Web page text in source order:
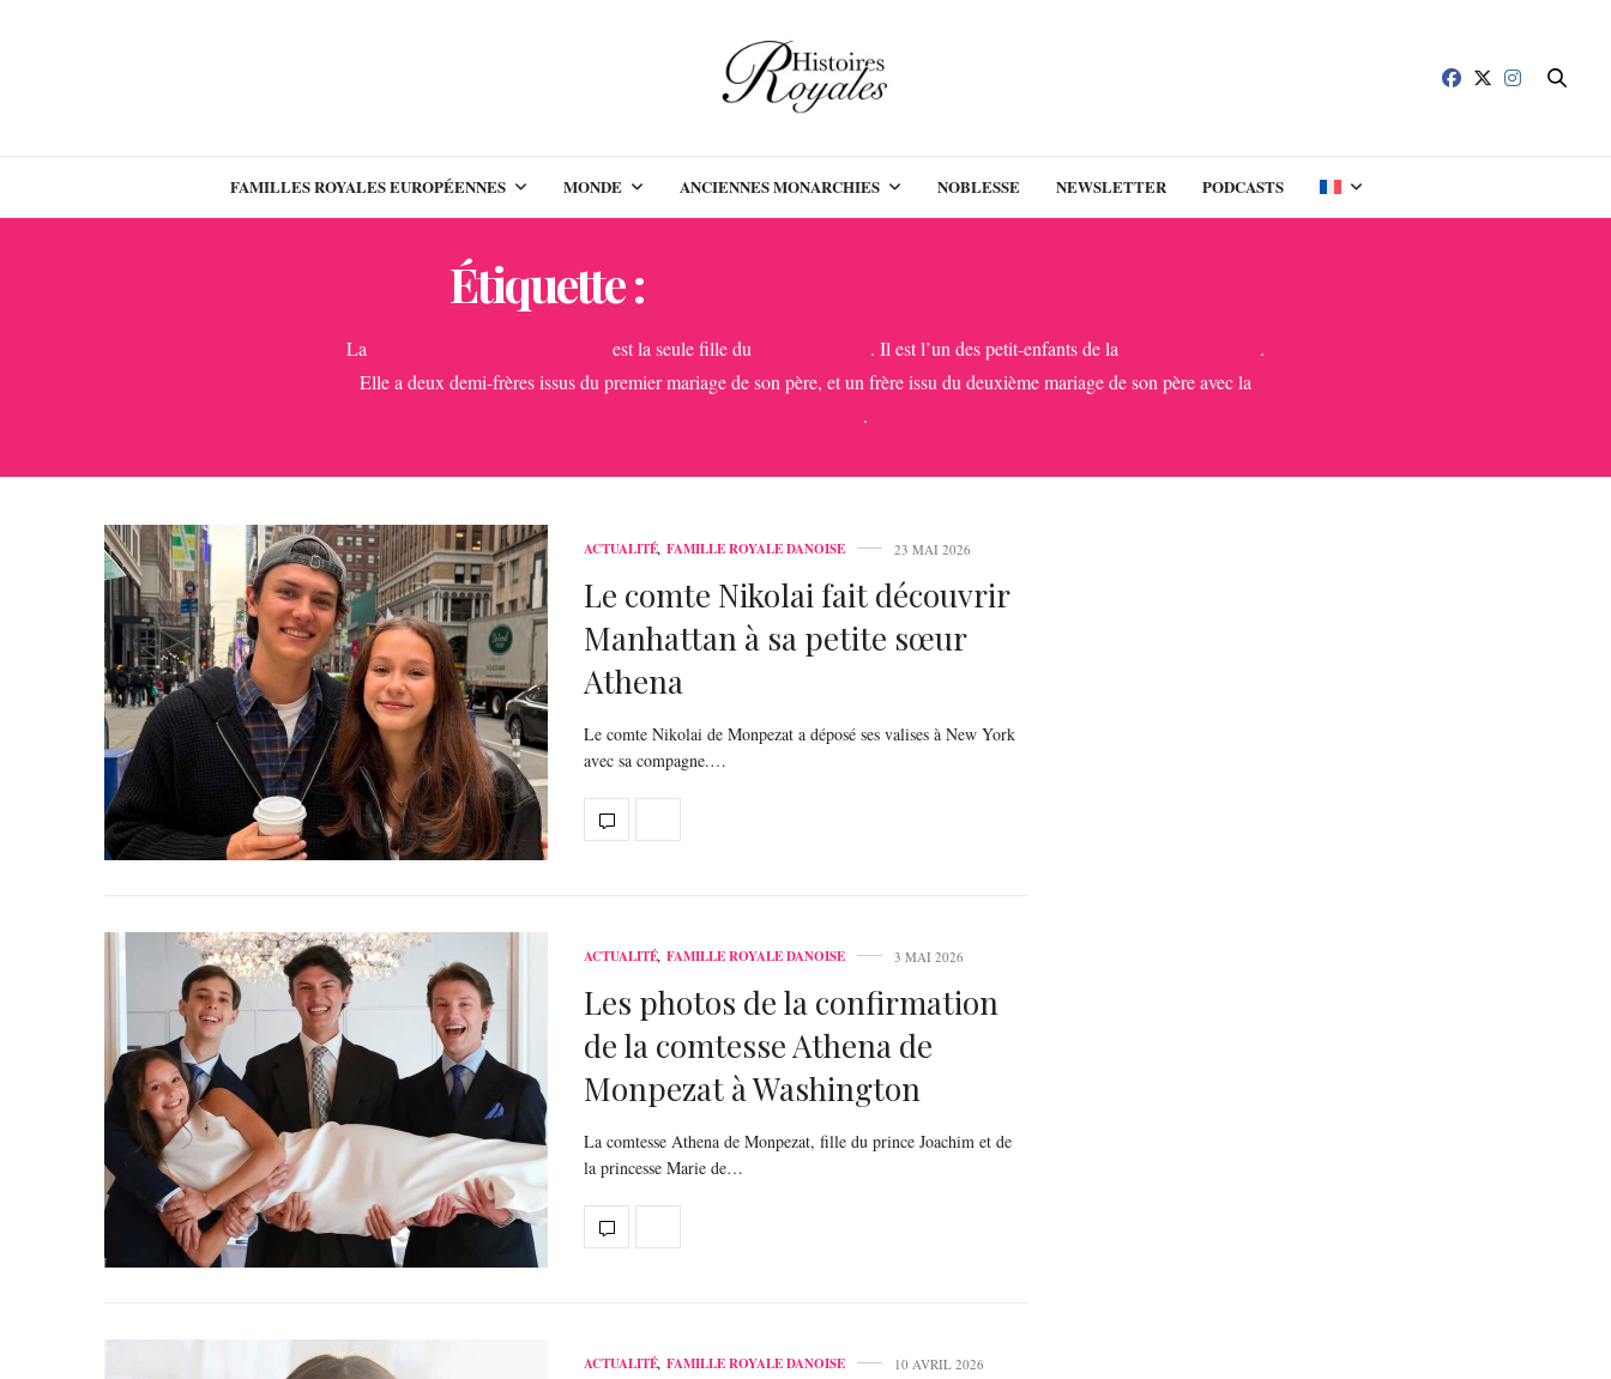
FAMILLES ROYALES EUROPÉENNES MONDE ANCIENNES MONARCHIES NOBLESSE NEWSLETTER PODCASTS
Étiquette :
La est la seule fille du . Il est l’un des petit-enfants de la
.
Elle a deux demi-frères issus du premier mariage de son père, et un frère issu du deuxième mariage de son père avec la
.
ACTUALITÉ, FAMILLE ROYALE DANOISE 23 MAI 2026
Le comte Nikolai fait découvrir
Manhattan à sa petite sœur
Athena
Le comte Nikolai de Monpezat a déposé ses valises à New York
avec sa compagne.…
ACTUALITÉ, FAMILLE ROYALE DANOISE 3 MAI 2026
Les photos de la confirmation
de la comtesse Athena de
Monpezat à Washington
La comtesse Athena de Monpezat, fille du prince Joachim et de
la princesse Marie de…
ACTUALITÉ, FAMILLE ROYALE DANOISE 10 AVRIL 2026